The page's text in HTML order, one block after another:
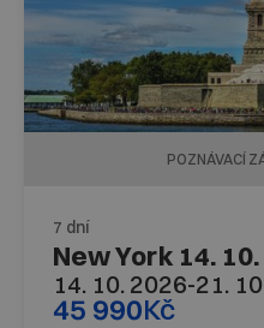
POZNÁVACÍ
7 dní
New York 14.
14. 10. 2026-21.
45 990Kč